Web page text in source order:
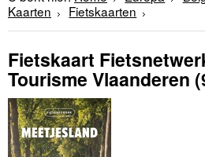
Kaarten
Fietskaarten
Fietskaart
Tourisme Vlaanderen